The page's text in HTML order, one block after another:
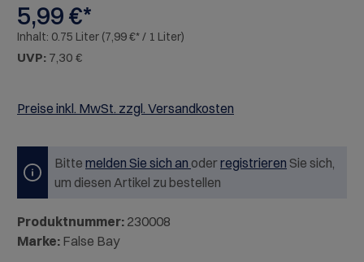
5,99 €*
Inhalt: 0.75 Liter (7,99 €* / 1 Liter)
UVP: 7,30 €
Preise inkl. MwSt. zzgl. Versandkosten
Bitte melden Sie sich an oderregistrieren Sie sich,
um diesen Artikel zu bestellen
Produktnummer: 230008
Marke: False Bay